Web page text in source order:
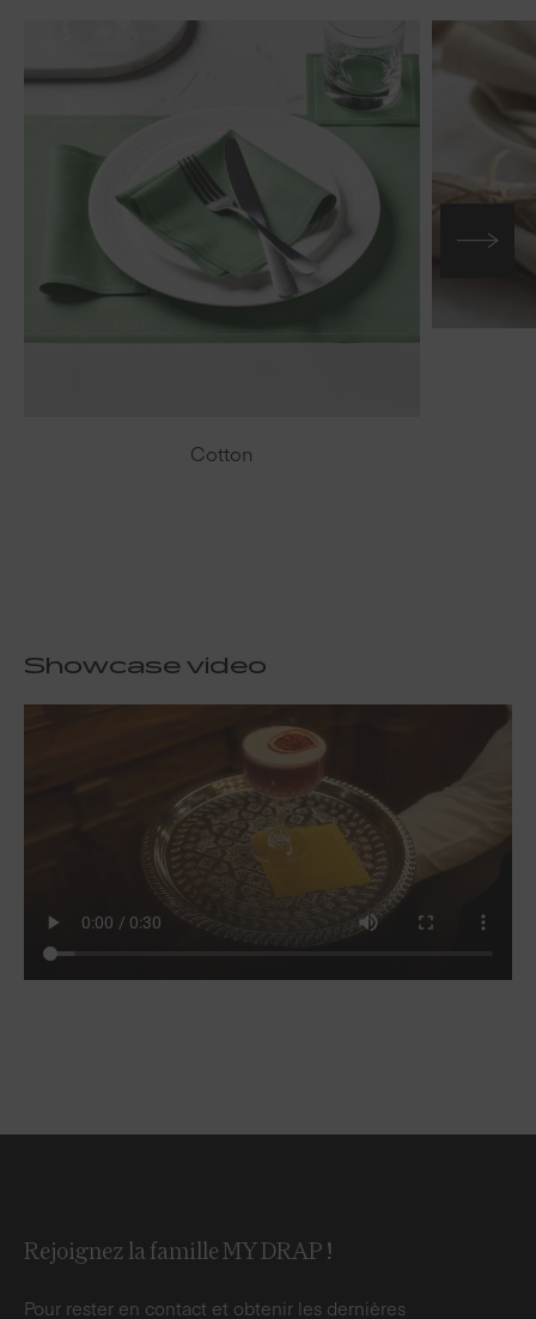
Cotton
Showcase video
Rejoignez la famille MY DRAP !
Pour rester en contact et obtenir les dernières